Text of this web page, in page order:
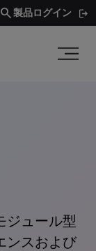
search製品ログイン
ジュール型
ンスおよび